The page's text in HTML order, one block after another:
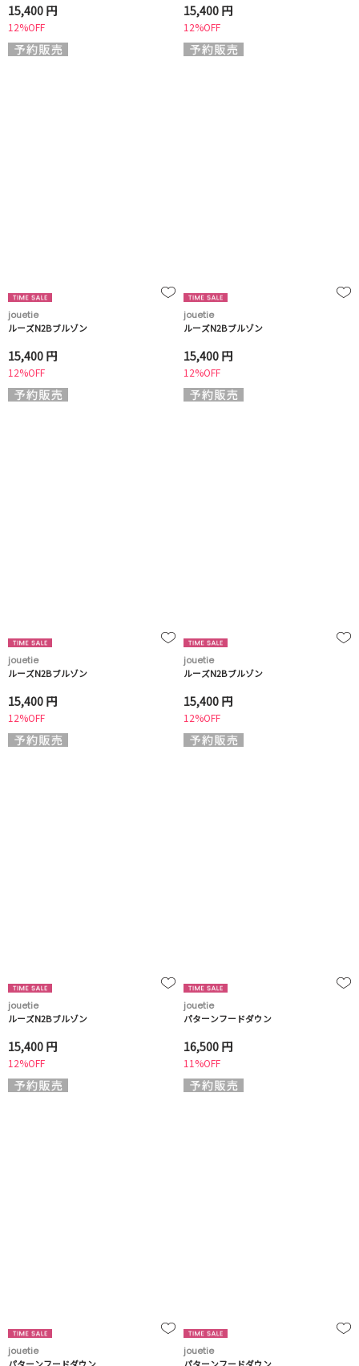
15,400 円
12%OFF
15,400 円
12%OFF
jouetie
ルーズN2Bブルゾン
15,400 円
12%OFF
jouetie
ルーズN2Bブルゾン
15,400 円
12%OFF
jouetie
ルーズN2Bブルゾン
15,400 円
12%OFF
jouetie
ルーズN2Bブルゾン
15,400 円
12%OFF
jouetie
ルーズN2Bブルゾン
15,400 円
12%OFF
jouetie
パターンフードダウン
16,500 円
11%OFF
jouetie
jouetie